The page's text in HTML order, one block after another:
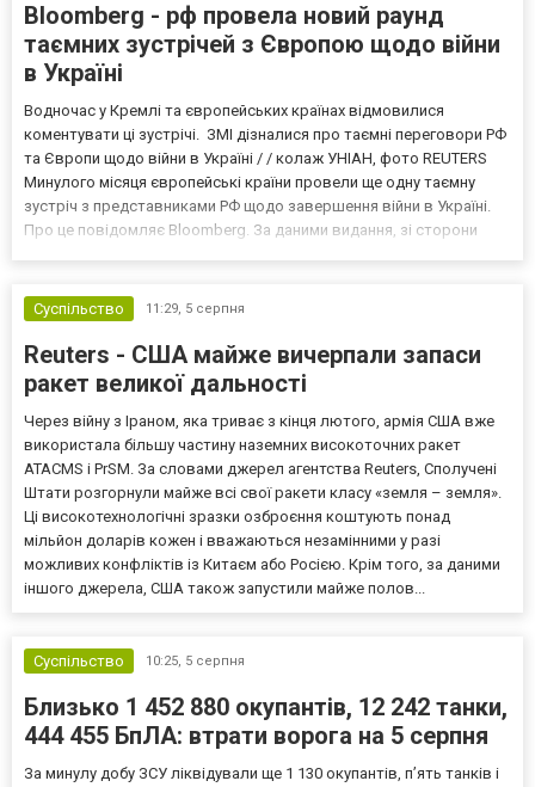
Bloomberg - рф провела новий раунд
таємних зустрічей з Європою щодо війни
в Україні
Водночас у Кремлі та європейських країнах відмовилися
коментувати ці зустрічі. ЗМІ дізналися про таємні переговори РФ
та Європи щодо війни в Україні / / колаж УНІАН, фото REUTERS
Минулого місяця європейські країни провели ще одну таємну
зустріч з представниками РФ щодо завершення війни в Україні.
Про це повідомляє Bloomberg. За даними видання, зі сторони
Суспільство
11:29, 5 серпня
Reuters - США майже вичерпали запаси
ракет великої дальності
Через війну з Іраном, яка триває з кінця лютого, армія США вже
використала більшу частину наземних високоточних ракет
ATACMS і PrSM. За словами джерел агентства Reuters, Сполучені
Штати розгорнули майже всі свої ракети класу «земля – земля».
Ці високотехнологічні зразки озброєння коштують понад
мільйон доларів кожен і вважаються незамінними у разі
можливих конфліктів із Китаєм або Росією. Крім того, за даними
іншого джерела, США також запустили майже полов...
Суспільство 10:25, 5 серпня
Близько 1 452 880 окупантів, 12 242 танки,
444 455 БпЛА: втрати ворога на 5 серпня
За минулу добу ЗСУ ліквідували ще 1 130 окупантів, пʼять танків і